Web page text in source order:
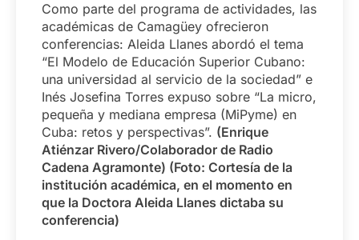
Como parte del programa de actividades, las
académicas de Camagüey ofrecieron
conferencias: Aleida Llanes abordó el tema
“El Modelo de Educación Superior Cubano:
una universidad al servicio de la sociedad” e
Inés Josefina Torres expuso sobre “La micro,
pequeña y mediana empresa (MiPyme) en
Cuba: retos y perspectivas”. (Enrique
Atiénzar Rivero/Colaborador de Radio
Cadena Agramonte) (Foto: Cortesía de la
institución académica, en el momento en
que la Doctora Aleida Llanes dictaba su
conferencia)